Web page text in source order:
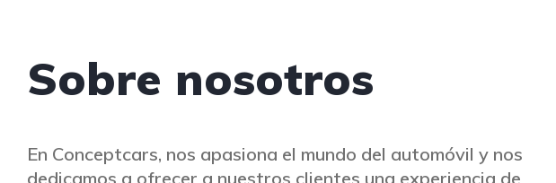
Sobre nosotros
En Conceptcars, nos apasiona el mundo del automóvil y nos
dedicamos a ofrecer a nuestros clientes una experiencia de